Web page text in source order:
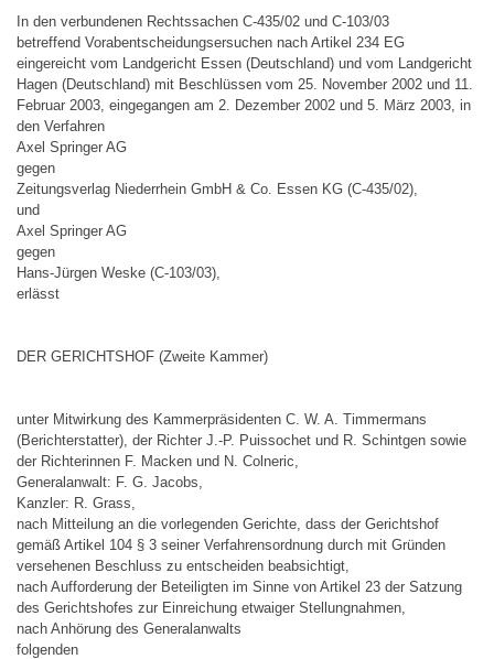
In den verbundenen Rechtssachen C-435/02 und C-103/03
betreffend Vorabentscheidungsersuchen nach Artikel 234 EG
eingereicht vom Landgericht Essen (Deutschland) und vom Landgericht
Hagen (Deutschland) mit Beschlüssen vom 25. November 2002 und 11.
Februar 2003, eingegangen am 2. Dezember 2002 und 5. März 2003, in
den Verfahren
Axel Springer AG
gegen
Zeitungsverlag Niederrhein GmbH & Co. Essen KG (C-435/02),
und
Axel Springer AG
gegen
Hans-Jürgen Weske (C-103/03),
erlässt
DER GERICHTSHOF (Zweite Kammer)
unter Mitwirkung des Kammerpräsidenten C. W. A. Timmermans
(Berichterstatter), der Richter J.-P. Puissochet und R. Schintgen sowie
der Richterinnen F. Macken und N. Colneric,
Generalanwalt: F. G. Jacobs,
Kanzler: R. Grass,
nach Mitteilung an die vorlegenden Gerichte, dass der Gerichtshof
gemäß Artikel 104 § 3 seiner Verfahrensordnung durch mit Gründen
versehenen Beschluss zu entscheiden beabsichtigt,
nach Aufforderung der Beteiligten im Sinne von Artikel 23 der Satzung
des Gerichtshofes zur Einreichung etwaiger Stellungnahmen,
nach Anhörung des Generalanwalts
folgenden